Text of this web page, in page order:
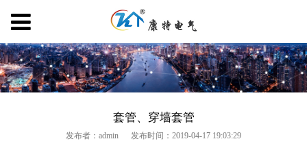
套管、穿墙套管
发布者：admin 发布时间：2019-04-17 19:03:29